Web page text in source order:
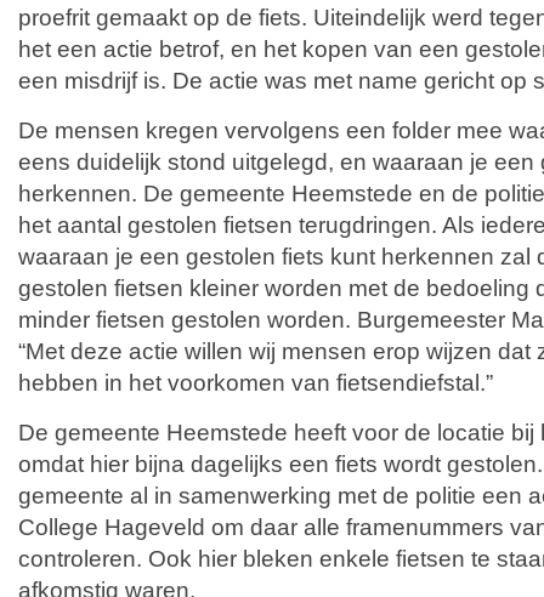
proefrit gemaakt op de fiets. Uiteindelijk werd
het een actie betrof, en het kopen van een
een misdrijf is. De actie was met name gericht op
De mensen kregen vervolgens een folder mee
eens duidelijk stond uitgelegd, en waaraan je een
herkennen. De gemeente Heemstede en de
het aantal gestolen fietsen terugdringen. Als
waaraan je een gestolen fiets kunt herkennen zal
gestolen fietsen kleiner worden met de bedoeling
minder fietsen gestolen worden. Burgemeester
“Met deze actie willen wij mensen erop wijzen dat
hebben in het voorkomen van fietsendiefstal.”
De gemeente Heemstede heeft voor de locatie
omdat hier bijna dagelijks een fiets wordt
gemeente al in samenwerking met de politie een
College Hageveld om daar alle framenummers
controleren. Ook hier bleken enkele fietsen te
afkomstig waren.